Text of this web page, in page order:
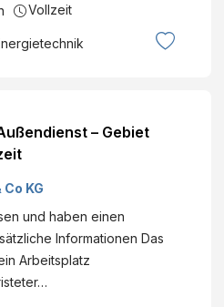
Vollzeit
– Gebiet
KG
und haben einen
Informationen Das
Arbeitsplatz